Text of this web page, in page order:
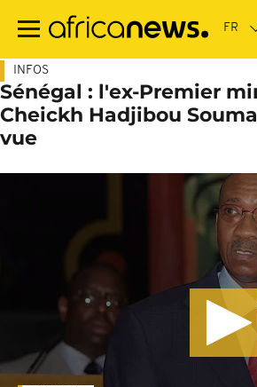
contenu
INFOS
Sénégal : l'ex-Premier
Cheickh Hadjibou
vue